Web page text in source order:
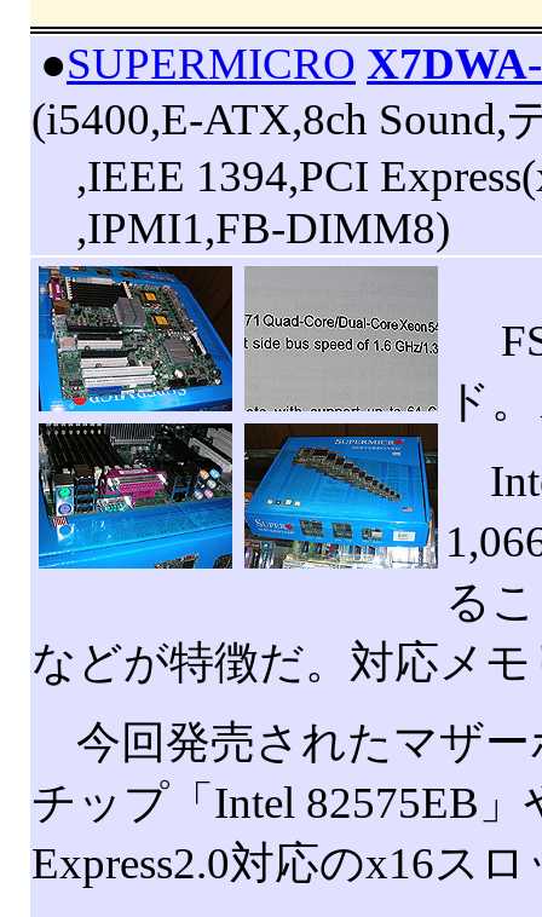
●SUPERMICRO
(i5400,E-ATX,8ch Sound,
,IEEE 1394,PCI
,IPMI1,FB-DIMM8)
ド
る
などが特徴だ。対応メ
今回発売されたマザー
チップ「Intel 82575EB
Express2.0対応のx16ス